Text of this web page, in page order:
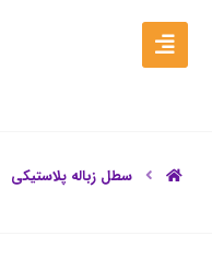
سطل زباله پلاستیکی